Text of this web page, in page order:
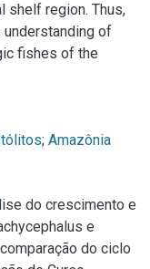
shelf region. Thus,
of
fishes of the
; Amazônia
do crescimento e
e
do ciclo